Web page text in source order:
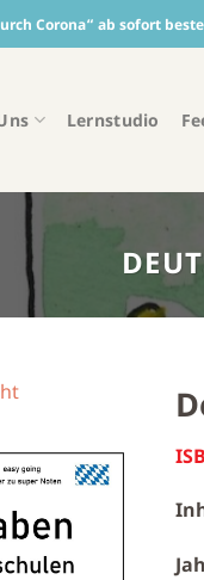
Corona“ ab sofort
Lernstudio